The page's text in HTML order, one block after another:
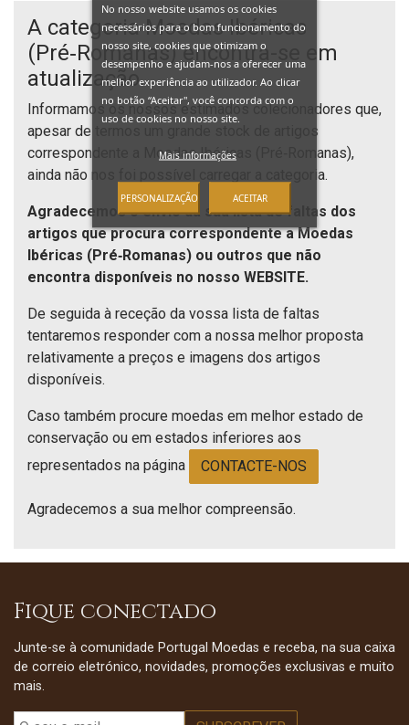
A categoria Moedas Ibéricas
(Pré‑Romanas) encontra-se em
atualização.
Informamos os nossos estimados colecionadores que,
apesar de termos um grande stock de artigos
correspondente a Moedas Ibéricas (Pré‑Romanas),
ainda não nos foi possível carregar a categoria.
Agradecemos o envio da sua lista de faltas dos
artigos que procura correspondente a Moedas
Ibéricas (Pré‑Romanas) ou outros que não
encontra disponíveis no nosso WEBSITE.
De seguida à receção da vossa lista de faltas
tentaremos responder com a nossa melhor proposta
relativamente a preços e imagens dos artigos
disponíveis.
Caso também procure moedas em melhor estado de
conservação ou em estados inferiores aos
representados na página
CONTACTE-NOS
Agradecemos a sua melhor compreensão.
Fique conectado
Junte-se à comunidade Portugal Moedas e receba, na sua caixa
de correio eletrónico, novidades, promoções exclusivas e muito
mais.
No nosso website usamos os cookies
necessários para o bom funcionamento do
nosso site, cookies que otimizam o
desempenho e ajudam-nos a oferecer uma
melhor experiência ao utilizador. Ao clicar
no botão “Aceitar", você concorda com o
uso de cookies no nosso site.
Mais informações
PERSONALIZAÇÃO ACEITAR